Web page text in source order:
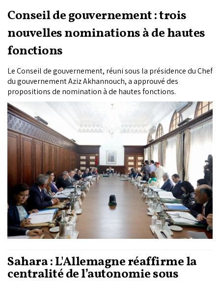
Conseil de gouvernement : trois
nouvelles nominations à de hautes
fonctions
Le Conseil de gouvernement, réuni sous la présidence du Chef
du gouvernement Aziz Akhannouch, a approuvé des
propositions de nomination à de hautes fonctions.
Sahara : L'Allemagne réaffirme la
centralité de l’autonomie sous